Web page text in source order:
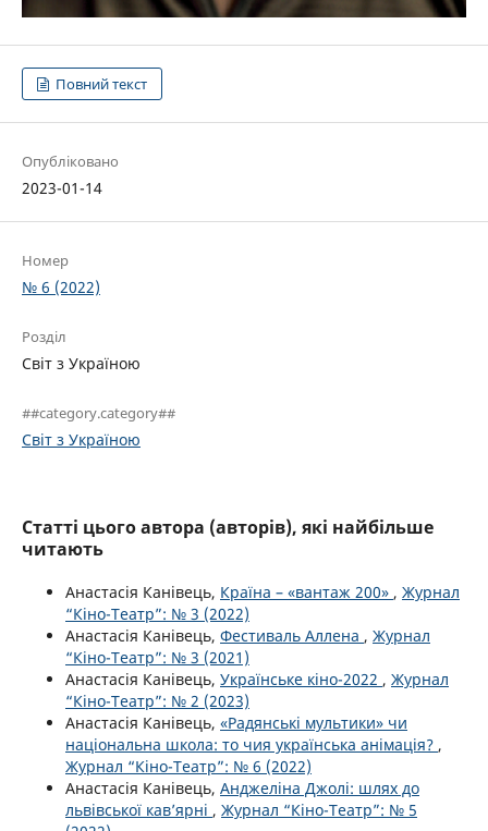
Повний текст
Опубліковано
2023-01-14
Номер
№ 6 (2022)
Розділ
Світ з Україною
##category.category##
Світ з Україною
Статті цього автора (авторів), які найбільше
читають
Анастасія Канівець, Країна – «вантаж 200» , Журнал
“Кіно-Театр”: № 3 (2022)
Анастасія Канівець, Фестиваль Аллена , Журнал
“Кіно-Театр”: № 3 (2021)
Анастасія Канівець, Українське кіно-2022 , Журнал
“Кіно-Театр”: № 2 (2023)
Анастасія Канівець, «Радянські мультики» чи
національна школа: то чия українська анімація? ,
Журнал “Кіно-Театр”: № 6 (2022)
Анастасія Канівець, Анджеліна Джолі: шлях до
львівської кав’ярні , Журнал “Кіно-Театр”: № 5